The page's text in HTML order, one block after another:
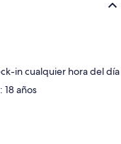
in cualquier hora del día
años